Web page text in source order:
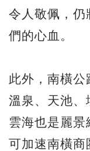
令人敬佩，仍
們的心血。
此外，南橫公
溫泉、天池、
雲海也是麗景
可加速南橫商